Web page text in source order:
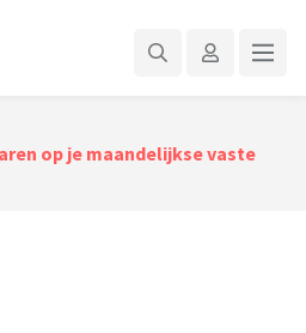
op je maandelijkse vaste